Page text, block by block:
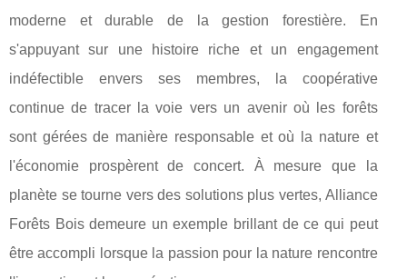
moderne et durable de la gestion forestière. En
s'appuyant sur une histoire riche et un engagement
indéfectible envers ses membres, la coopérative
continue de tracer la voie vers un avenir où les forêts
sont gérées de manière responsable et où la nature et
l'économie prospèrent de concert. À mesure que la
planète se tourne vers des solutions plus vertes, Alliance
Forêts Bois demeure un exemple brillant de ce qui peut
être accompli lorsque la passion pour la nature rencontre